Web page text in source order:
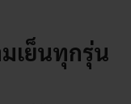
เย็นทุกรุ่น